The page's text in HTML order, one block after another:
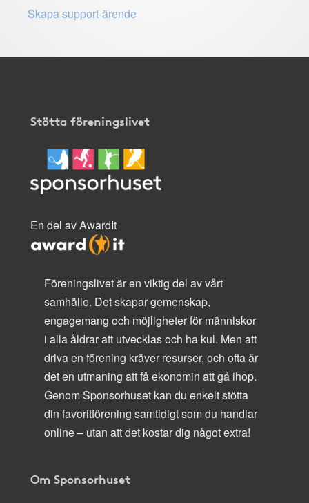
Skapa support-ärende
Stötta föreningslivet
En del av AwardIt
Föreningslivet är en viktig del av vårt
samhälle. Det skapar gemenskap,
engagemang och möjligheter för människor
i alla åldrar att utvecklas och ha kul. Men att
driva en förening kräver resurser, och ofta är
det en utmaning att få ekonomin att gå ihop.
Genom Sponsorhuset kan du enkelt stötta
din favoritförening samtidigt som du handlar
online – utan att det kostar dig något extra!
Om Sponsorhuset